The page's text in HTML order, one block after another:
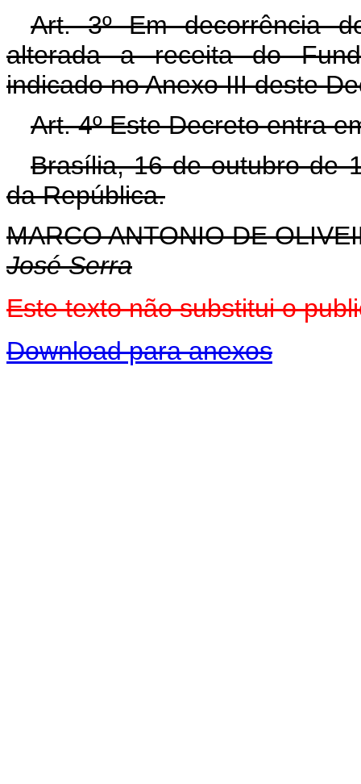
Art. 3º Em decorrência
alterada a receita do
indicado no Anexo III deste
Art. 4º Este Decreto entra
Brasília, 16 de outubro de
da República.
MARCO ANTONIO DE
José Serra
Este texto não substitui o
Download para anexos